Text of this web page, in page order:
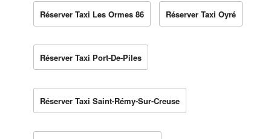
Réserver Taxi Les Ormes 86 Réserver Taxi Oyré
Réserver Taxi Port-De-Piles
Réserver Taxi Saint-Rémy-Sur-Creuse